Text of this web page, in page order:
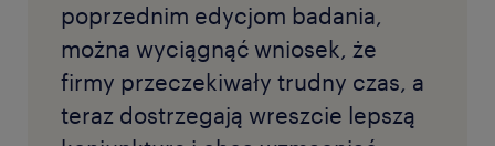
poprzednim edycjom badania,
można wyciągnąć wniosek, że
firmy przeczekiwały trudny czas, a
teraz dostrzegają wreszcie lepszą